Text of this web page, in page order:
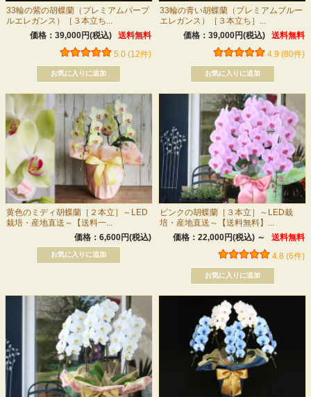
33輪の紫の胡蝶蘭（プレミアムパープ
ルエレガンス）［３本立ち...
価格：39,000円(税込)
送料無料
5.0 (12件)
33輪の青い胡蝶蘭（プレミアムブルー
エレガンス）［３本立ち］...
価格：39,000円(税込)
送料無料
4.9 (80件)
黄色のミディ胡蝶蘭［２本立］～LED
栽培・産地直送～【送料一...
価格：6,600円(税込)
ピンクの胡蝶蘭［３本立］～LED栽
培・産地直送～【送料無料】...
価格：22,000円(税込) ～
送料無料
4.8 (6件)